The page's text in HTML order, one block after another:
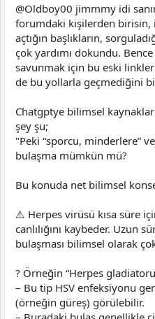
@Oldboy00 jimmmy idi
forumdaki kişilerden birisin,
açtığın başlıkların,
çok yardımı dokundu.
savunmak için bu eski
de bu yollarla geçmediğini
Chatgptye bilimsel kaynaklar
şey şu;
"Peki “sporcu, minderlere”
bulaşma mümkün mü?
Bu konuda net bilimsel
⚠️ Herpes virüsü kısa süre
canlılığını kaybeder. Uzun
bulaşması bilimsel olarak
? Örneğin “Herpes
– Bu tip HSV enfeksiyonu
(örneğin güreş) görülebilir.